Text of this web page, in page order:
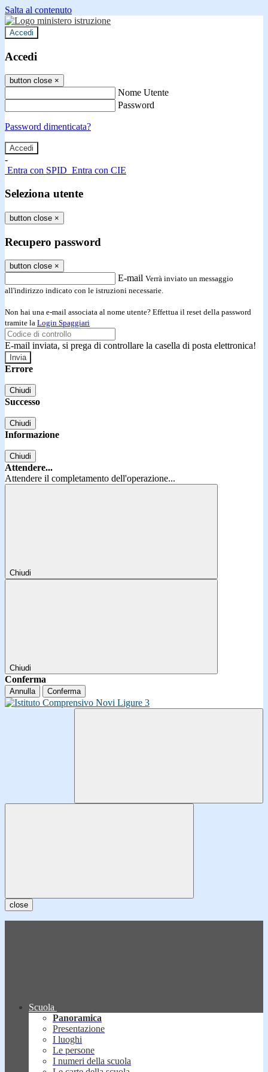
Salta al contenuto
Accedi
Accedi
button close ×
Nome Utente
Password
Password dimenticata?
-
Entra con SPID Entra con CIE
Seleziona utente
button close ×
Recupero password
button close ×
E-mail Verrà inviato un messaggio
all'indirizzo indicato con le istruzioni necessarie.
Non hai una e-mail associata al nome utente? Effettua il reset della password
tramite la Login Spaggiari
E-mail inviata, si prega di controllare la casella di posta elettronica!
Errore
Chiudi
Successo
Chiudi
Informazione
Chiudi
Attendere...
Attendere il completamento dell'operazione...
Chiudi
Chiudi
Conferma
Annulla Conferma
close
Scuola
Panoramica
Presentazione
I luoghi
Le persone
I numeri della scuola